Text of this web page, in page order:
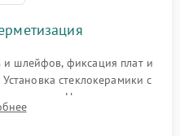
и шлейфов, фиксация плат и
стеклокерамики с
зазоров. Нанесение
укладка уплотнительной